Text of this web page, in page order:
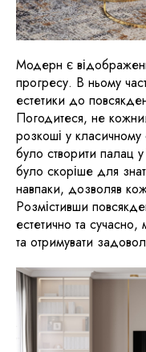
Модерн є
прогресу. В ньому
естетики до
Погодитеся, не
розкоші у
було створити палац
було скоріше для
навпаки, дозволяв
Розмістивши
естетично та
та отримувати